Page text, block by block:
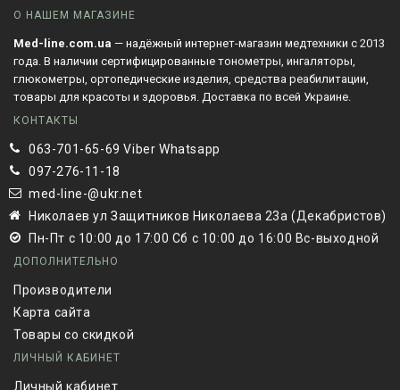
О НАШЕМ МАГАЗИНЕ
Med-line.com.ua — надёжный интернет-магазин медтехники с 2013
года. В наличии сертифицированные тонометры, ингаляторы,
глюкометры, ортопедические изделия, средства реабилитации,
товары для красоты и здоровья. Доставка по всей Украине.
КОНТАКТЫ
063-701-65-69 Viber Whatsapp
097-276-11-18
med-line-@ukr.net
Николаев ул Защитников Николаева 23а (Декабристов)
Пн-Пт с 10:00 до 17:00 Сб с 10:00 до 16:00 Вс-выходной
ДОПОЛНИТЕЛЬНО
Производители
Карта сайта
Товары со скидкой
ЛИЧНЫЙ КАБИНЕТ
Личный кабинет